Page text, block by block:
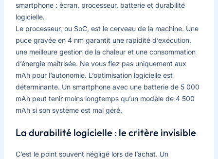
smartphone : écran, processeur, batterie et durabilité
logicielle.
Le processeur, ou SoC, est le cerveau de la machine. Une
puce gravée en 4 nm garantit une rapidité d’exécution,
une meilleure gestion de la chaleur et une consommation
d’énergie maîtrisée. Ne vous fiez pas uniquement aux
mAh pour l’autonomie. L’optimisation logicielle est
déterminante. Un smartphone avec une batterie de 5 000
mAh peut tenir moins longtemps qu’un modèle de 4 500
mAh si son système est mal géré.
La durabilité logicielle : le critère invisible
C’est le point souvent négligé lors de l’achat. Un